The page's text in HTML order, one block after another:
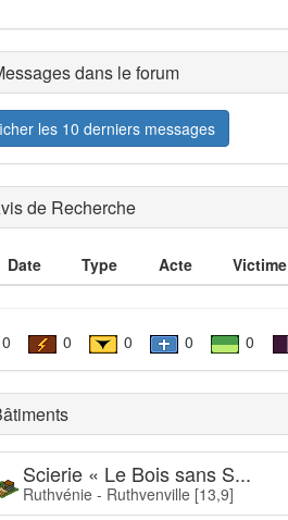
dans le forum
les 10 derniers messages
de Recherche
Date Type Acte Victime
0 0 0 0 0
Scierie « Le Bois sans S...
Ruthvénie - Ruthvenville [13,9]